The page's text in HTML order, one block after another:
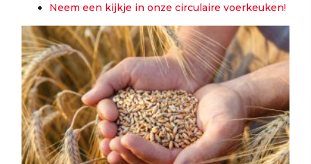
Neem een kijkje in onze circulaire voerkeuken!